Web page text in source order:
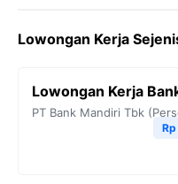
e
o
t
e
e
r
t
A
Lowongan Kerja
Lowongan Kerja
PT Bank Mandiri Tbk